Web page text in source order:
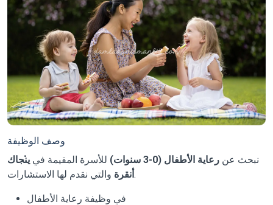
وصف الوظيفة
نبحث عن رعاية الأطفال (0-3 سنوات) للأسرة المقيمة في ي̇نجاك
أنقرةوالتي نقدم لها الاستشارات.
في وظيفة رعاية الأطفال